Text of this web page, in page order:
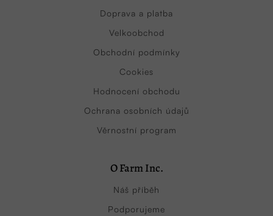
Doprava a platba
Velkoobchod
Obchodní podmínky
Cookies
Hodnocení obchodu
Ochrana osobních údajů
Věrnostní program
O Farm Inc.
Náš příběh
Podporujeme